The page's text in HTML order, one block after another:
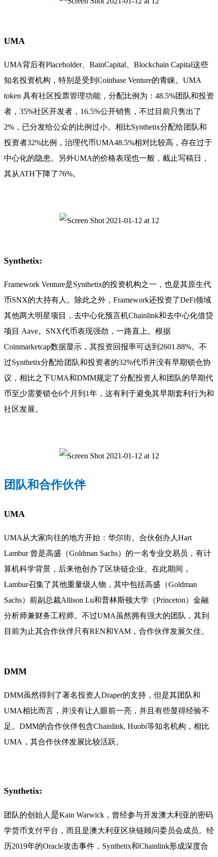
UMA
UMA背后有Placeholder、BainCapital、Blockchain Capital这些
知名投资机构，特别是受到Coinbase Venture的青睐。UMA
token 具有社区投票管理功能，分配比例为：48.5%团队和投资
者，35%社区开发者，16.5%公开销售，不过目前只售出了
2%，已分发给公众的比例过小。相比Synthetix分配给团队和
投资者32%比例，治理代币UMA48.5%相对比较高，存在过于
中心化的隐患。另外UMA的价格表现也一般，截止写稿日，
其从ATH下降了76%。
Synthetix:
Framework Venture是Synthetix的投资机构之一，也是其原生代
币SNX的大持有人。除此之外，Framework还投资了DeFi领域
其他两大明星项目，去中心化预言机Chainlink和去中心化借贷
项目 Aave。SNX代币表现强劲，一路直上。根据
Coinmarketcap数据显示，其投资回报率可达到2601.88%。不
过Synthetix分配给团队和投资者的32%代币并没有早期锁仓协
议，相比之下UMA和DMM规定了分配投资人和团队的早期代
币至少需要锁仓6个月到1年，这有利于避免其早期套利行为和
社区发展。
团队和合作伙伴
UMA
UMA从大家向往的地方开始：华尔街。合伙创办人Hart
Lambur 曾是高盛（Goldman Sachs）的一名专业交易员，有计
算机科学背景，后来他创办了区块链企业。在此期间，
Lambur召集了其他重量级人物，其中包括高盛（Goldman
Sachs）前副总裁Allison Lu和普林斯顿大学（Princeton）金融
分析师兼财务工程师。不过UMA虽然拥有强大的团队，其到
目前为止其合作伙伴只有REN和YAM，合作伙伴发展欠佳。
DMM
DMM虽然得到了著名投资人Draper的支持，但是其团队和
UMA相比而言，并没有让人眼前一亮，并且有些显得经验不
足。DMM的合作伙伴包含Chainlink, Huobi等知名机构，相比
UMA，其合作伙伴发展比较活跃。
Synthetix:
团队的创始人 是Kain Warwick，曾经参与开发澳大利亚的密码
学货币支付平台，而且是澳大利亚区块链顾问委员会成员。经
历2019年的Oracle攻击事件，Synthetix和Chainlink形成深度合